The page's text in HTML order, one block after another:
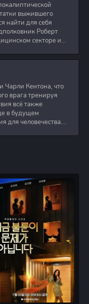
выжившего
найти для себя
Роберт
секторе и
Чарли Кентона, что
врага тренируя
всё также
в будущем
для человечества.